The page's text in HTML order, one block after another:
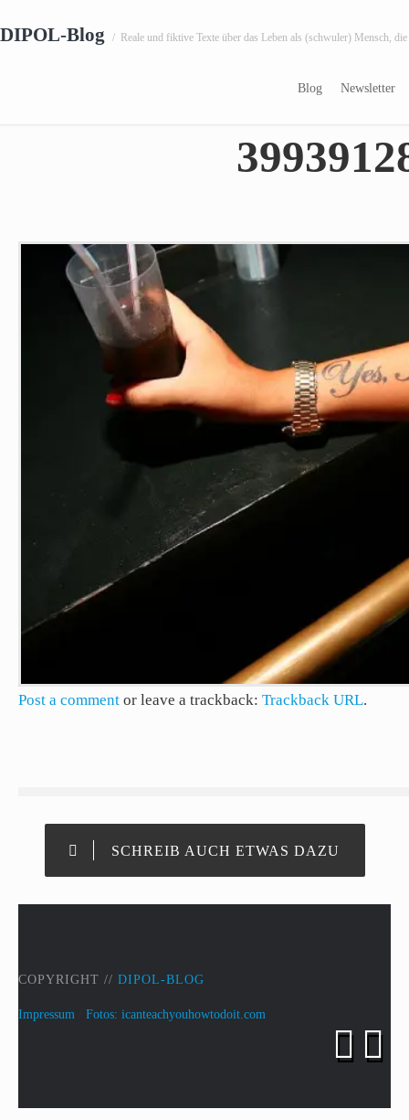
DIPOL-Blog / Reale und fiktive Texte über das Leben als (schwuler) Mensch,
Blog Newsletter
16.11.2009
Post a comment or leave a trackback: Trackback URL.
SCHREIB AUCH ETWAS DAZU
COPYRIGHT // DIPOL-BLOG
Impressum Fotos: icanteachyouhowtodoit.com
 